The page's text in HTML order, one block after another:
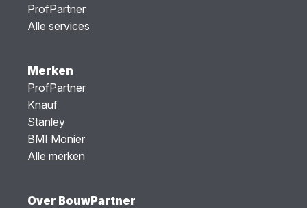
ProfPartner
Alle services
Merken
ProfPartner
Knauf
Stanley
BMI Monier
Alle merken
Over BouwPartner